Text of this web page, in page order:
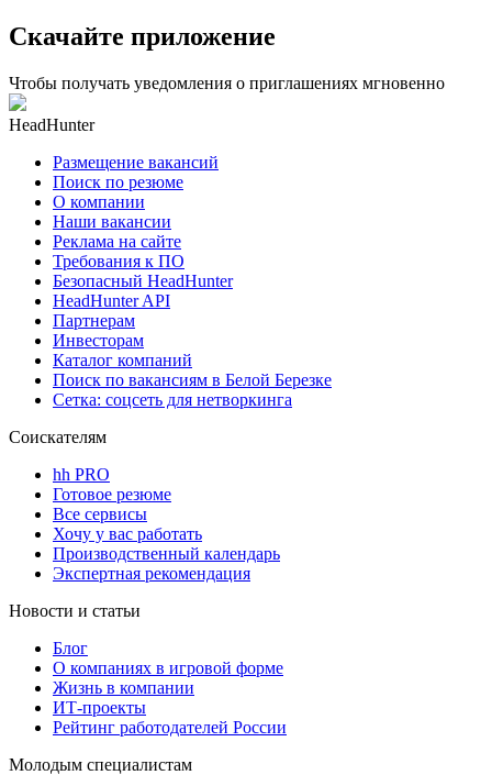
Скачайте приложение
Чтобы получать уведомления о приглашениях мгновенно
HeadHunter
Размещение вакансий
Поиск по резюме
О компании
Наши вакансии
Реклама на сайте
Требования к ПО
Безопасный HeadHunter
HeadHunter API
Партнерам
Инвесторам
Каталог компаний
Поиск по вакансиям в Белой Березке
Сетка: соцсеть для нетворкинга
Соискателям
hh PRO
Готовое резюме
Все сервисы
Хочу у вас работать
Производственный календарь
Экспертная рекомендация
Новости и статьи
Блог
О компаниях в игровой форме
Жизнь в компании
ИТ-проекты
Рейтинг работодателей России
Молодым специалистам